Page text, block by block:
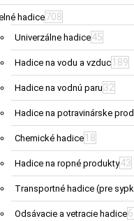
hadice708
Univerzálne hadice45
Hadice na vodu a vzduc 189
Hadice na vodnú paru 32
Hadice na potravinárske
Chemické hadice 18
Hadice na ropné produkty43
Transportné hadice (pre
Odsávacie a vetracie hadice